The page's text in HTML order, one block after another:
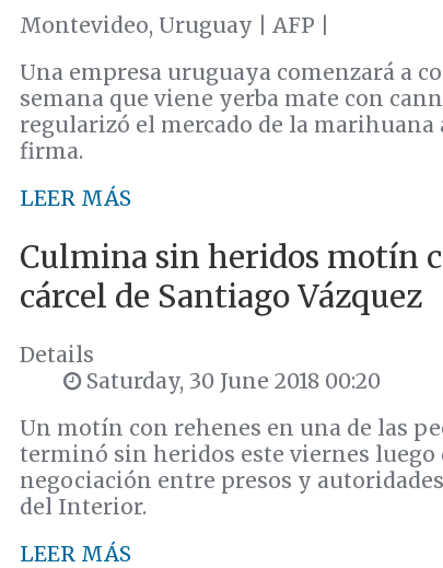
Montevideo, Uruguay | AFP |
Una empresa uruguaya comenzará a
semana que viene yerba mate con
regularizó el mercado de la marihuana
firma.
LEER MÁS
Culmina sin heridos motín
cárcel de Santiago Vázquez
Details
Saturday, 30 June 2018 00:20
Un motín con rehenes en una de las
terminó sin heridos este viernes luego
negociación entre presos y
del Interior.
LEER MÁS